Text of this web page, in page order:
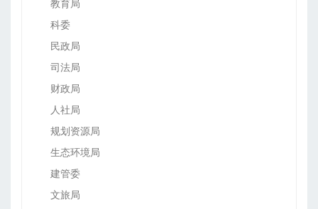
教育局
科委
民政局
司法局
财政局
人社局
规划资源局
生态环境局
建管委
文旅局